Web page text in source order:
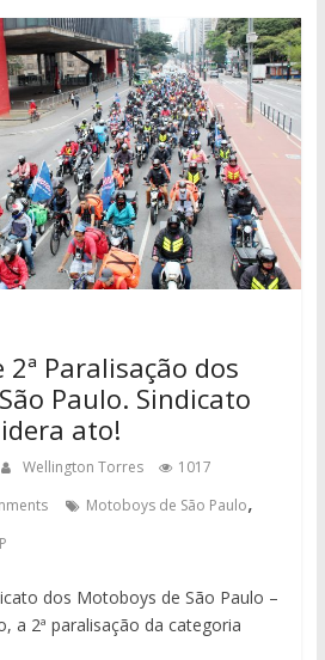
Paralisação dos
Paulo. Sindicato
ato!
Wellington Torres
1017
Motoboys de São Paulo,
dos Motoboys de São Paulo –
a 2ª paralisação da categoria